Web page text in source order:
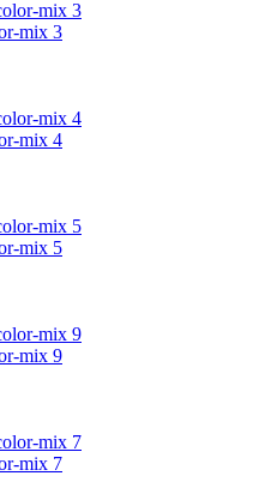
mix 3
mix 4
mix 5
mix 9
mix 7